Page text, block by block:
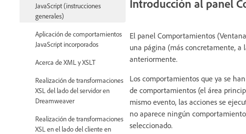
JavaScript (instrucciones
generales)
Aplicación de comportamientos
JavaScript incorporados
Acerca de XML y XSLT
Realización de transformaciones
XSL del lado del servidor en
Dreamweaver
Realización de transformaciones
XSL en el lado del cliente en
Introducción al panel
El panel Comportamientos
una página (más concretamente, a
anteriormente.
Los comportamientos que ya se
de comportamientos (el área
mismo evento, las acciones se
no aparece ningún
seleccionado.